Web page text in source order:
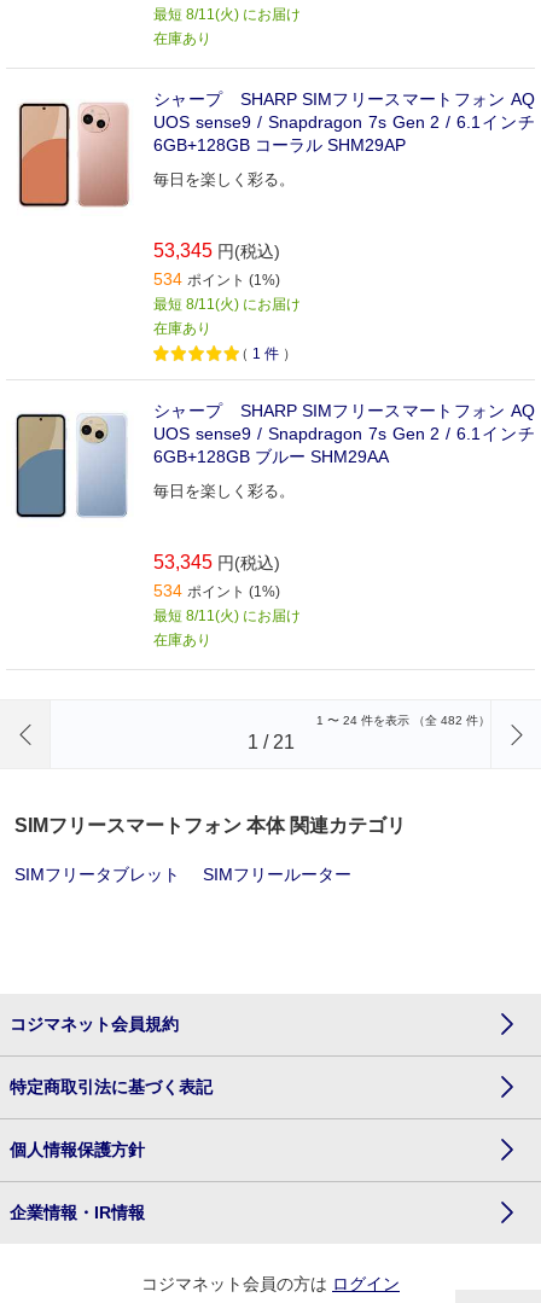
最短 8/11(火) にお届け
在庫あり
シャープ SHARP SIMフリースマートフォン AQ
UOS sense9 / Snapdragon 7s Gen 2 / 6.1インチ
6GB+128GB コーラル SHM29AP
毎日を楽しく彩る。
53,345 円(税込)
534 ポイント (1%)
最短 8/11(火) にお届け
在庫あり
（ 1 件 ）
シャープ SHARP SIMフリースマートフォン AQ
UOS sense9 / Snapdragon 7s Gen 2 / 6.1インチ
6GB+128GB ブルー SHM29AA
毎日を楽しく彩る。
53,345 円(税込)
534 ポイント (1%)
最短 8/11(火) にお届け
在庫あり
1 〜 24 件を表示 （全 482 件）
1 / 21
SIMフリースマートフォン 本体 関連カテゴリ
SIMフリータブレット SIMフリールーター
コジマネット会員規約
特定商取引法に基づく表記
個人情報保護方針
企業情報・IR情報
コジマネット会員の方は ログイン